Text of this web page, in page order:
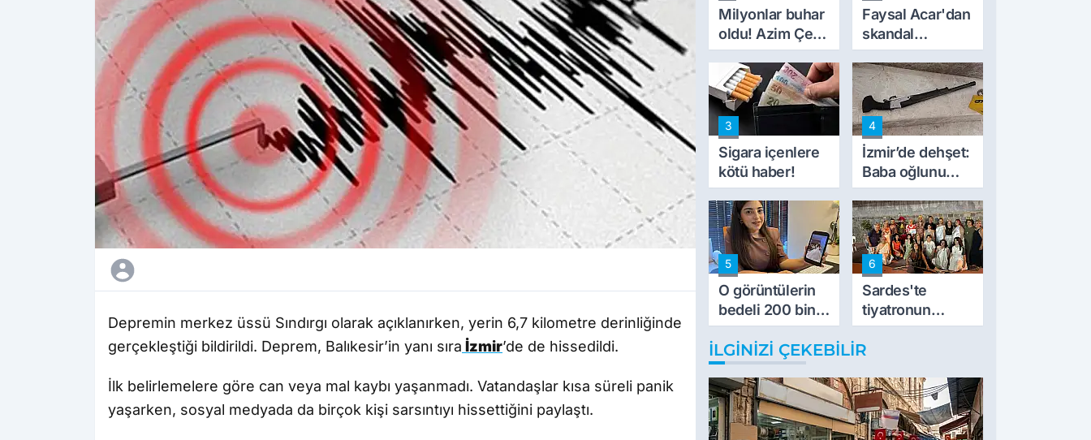
Depremin merkez üssü Sındırgı olarak açıklanırken, yerin 6,7 kilometre derinliğinde
gerçekleştiği bildirildi. Deprem, Balıkesir’in yanı sıra İzmir’de de hissedildi.
İlk belirlemelere göre can veya mal kaybı yaşanmadı. Vatandaşlar kısa süreli panik
yaşarken, sosyal medyada da birçok kişi sarsıntıyı hissettiğini paylaştı.
Milyonlar buhar
oldu! Azim Çelik
inşaat mağduru
ilk kez konuştu
Faysal Acar'dan
skandal
açıklamalar:
'Haluk Levent
peynircilerimizi
de kıskaca aldı,
müdahale ettik'
3
Sigara içenlere
kötü haber!
4
İzmir’de dehşet:
Baba oğlunu
vurdu
5
O görüntülerin
bedeli 200 bin
TL
6
Sardes'te
tiyatronun
imece ruhu
binlerce yıllık
İLGINIZI ÇEKEBILIR